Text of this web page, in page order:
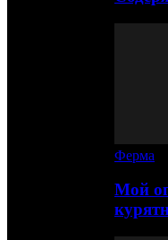
Ферма
Мой